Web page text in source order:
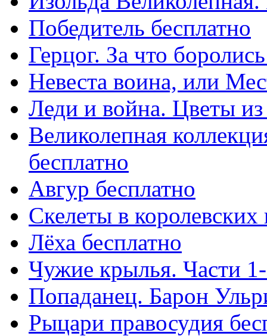
Победитель бесплатно
Герцог. За что
Невеста воина, или
Леди и война. Цветы из
Великолепная
бесплатно
Авгур бесплатно
Скелеты в
Лёха бесплатно
Чужие крылья. Части
Попаданец. Барон
Рыцари правосудия